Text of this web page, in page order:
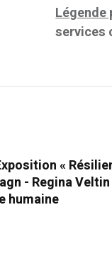
Légende
services
«
- Regina
humaine